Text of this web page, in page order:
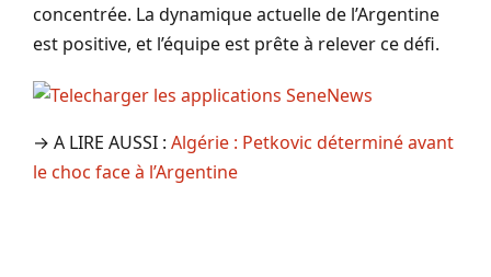
concentrée. La dynamique actuelle de l’Argentine
est positive, et l’équipe est prête à relever ce défi.
→ A LIRE AUSSI : Algérie : Petkovic déterminé avant
le choc face à l’Argentine